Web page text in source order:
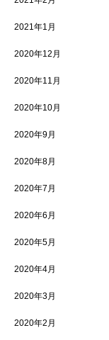
2021年1月
2020年12月
2020年11月
2020年10月
2020年9月
2020年8月
2020年7月
2020年6月
2020年5月
2020年4月
2020年3月
2020年2月